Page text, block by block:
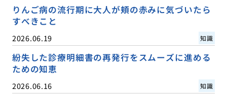
りんご病の流行期に大人が頬の赤みに気づいたら
すべきこと
2026.06.19 知識
紛失した診療明細書の再発行をスムーズに進める
ための知恵
2026.06.16 知識